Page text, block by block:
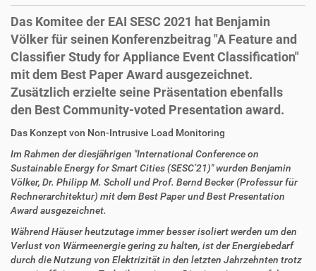
Das Komitee der EAI SESC 2021 hat Benjamin
Völker für seinen Konferenzbeitrag "A Feature and
Classifier Study for Appliance Event Classification"
mit dem Best Paper Award ausgezeichnet.
Zusätzlich erzielte seine Präsentation ebenfalls
den Best Community-voted Presentation award.
D
r
e
k
t
z
u
g
r
A
t
i
k
e
l
a
k
t
Das Konzept von Non-Intrusive Load Monitoring
Im Rahmen der diesjährigen "International Conference on
Sustainable Energy for Smart Cities (SESC’21)" wurden Benjamin
Völker, Dr. Philipp M. Scholl und Prof. Bernd Becker (Professur für
Rechnerarchitektur) mit dem Best Paper und Best Presentation
Award ausgezeichnet.
Während Häuser heutzutage immer besser isoliert werden um den
Verlust von Wärmeenergie gering zu halten, ist der Energiebedarf
durch die Nutzung von Elektrizität in den letzten Jahrzehnten trotz